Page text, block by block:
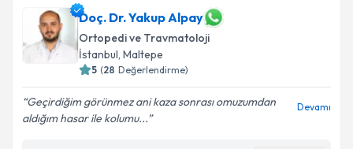
Doç. Dr. Yakup Alpay
Ortopedi ve Travmatoloji
İstanbul,Maltepe
( Değerlendirme)
Geçirdiğim görünmez ani kaza sonrası omuzumdan
aldığım hasar ile kolumu...